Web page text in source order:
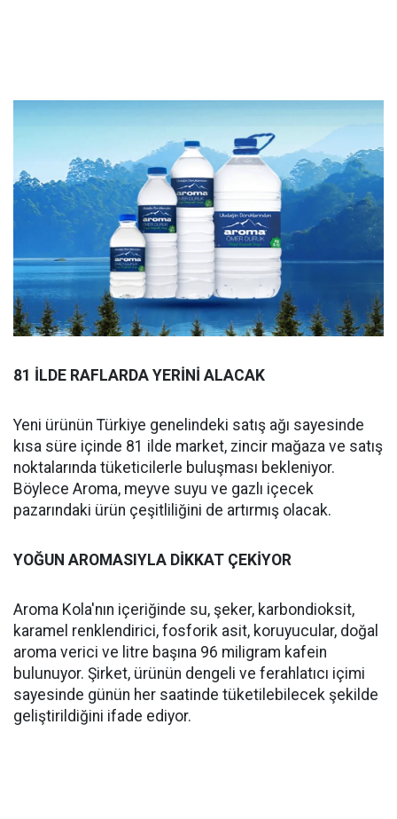
81 İLDE RAFLARDA YERİNİ ALACAK
Yeni ürünün Türkiye genelindeki satış ağı sayesinde
kısa süre içinde 81 ilde market, zincir mağaza ve satış
noktalarında tüketicilerle buluşması bekleniyor.
Böylece Aroma, meyve suyu ve gazlı içecek
pazarındaki ürün çeşitliliğini de artırmış olacak.
YOĞUN AROMASIYLA DİKKAT ÇEKİYOR
Aroma Kola'nın içeriğinde su, şeker, karbondioksit,
karamel renklendirici, fosforik asit, koruyucular, doğal
aroma verici ve litre başına 96 miligram kafein
bulunuyor. Şirket, ürünün dengeli ve ferahlatıcı içimi
sayesinde günün her saatinde tüketilebilecek şekilde
geliştirildiğini ifade ediyor.